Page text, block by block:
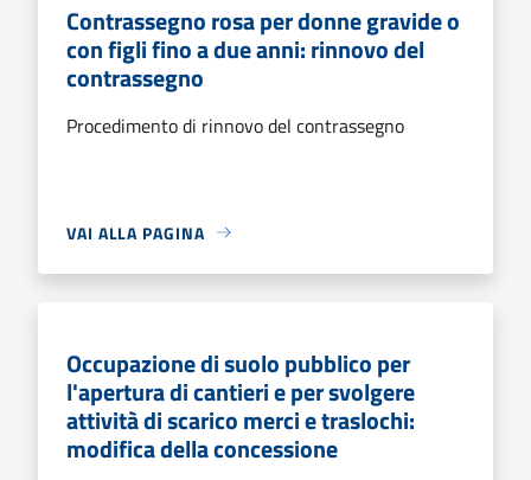
Contrassegno rosa per donne gravide o
con figli fino a due anni: rinnovo del
contrassegno
Procedimento di rinnovo del contrassegno
VAI ALLA PAGINA
Occupazione di suolo pubblico per
l'apertura di cantieri e per svolgere
attività di scarico merci e traslochi:
modifica della concessione